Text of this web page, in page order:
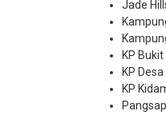
Jade
KP
KP
KP